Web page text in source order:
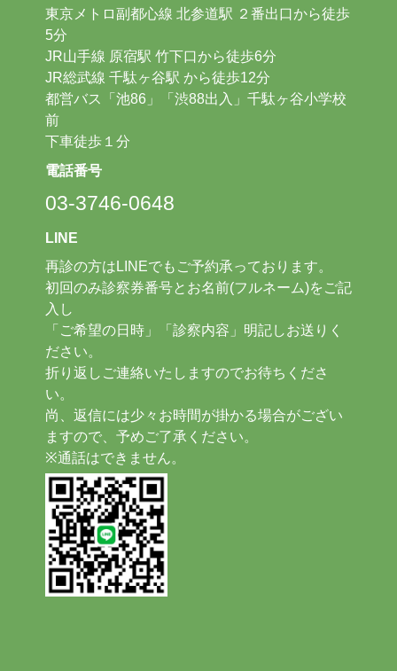
東京メトロ副都心線 北参道駅 ２番出口から徒歩
5分
JR山手線 原宿駅 竹下口から徒歩6分
JR総武線 千駄ヶ谷駅 から徒歩12分
都営バス「池86」「渋88出入」千駄ヶ谷小学校
前
下車徒歩１分
電話番号
03-3746-0648
LINE
再診の方はLINEでもご予約承っております。
初回のみ診察券番号とお名前(フルネーム)をご記
入し
「ご希望の日時」「診察内容」明記しお送りく
ださい。
折り返しご連絡いたしますのでお待ちくださ
い。
尚、返信には少々お時間が掛かる場合がござい
ますので、予めご了承ください。
※通話はできません。